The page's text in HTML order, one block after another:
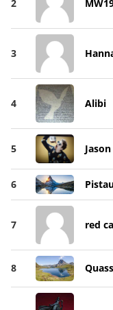
2
3
4 Alibi
5
6
7 red
8